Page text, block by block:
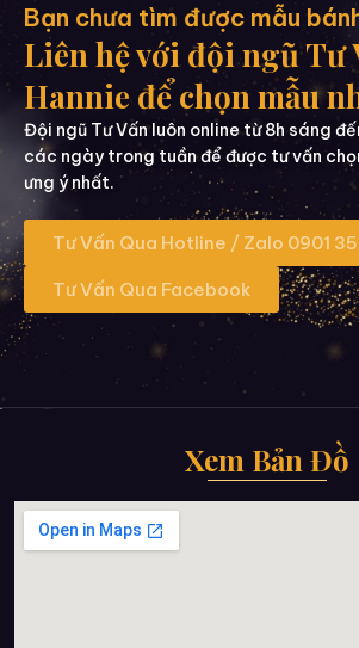
Bạn chưa tìm được mẫu
Liên hệ với đội ngũ Tư
Hannie để chọn mẫu
Đội ngũ Tư Vấn luôn online từ 8h sáng
các ngày trong tuần để được tư vấn
ưng ý nhất.
Tư Vấn Qua Hotline / Zalo 0901
Tư Vấn Qua Facebook
Xem Bản Đồ